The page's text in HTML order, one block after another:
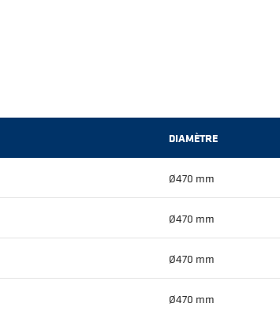
DIAMÈTRE
Ø470 mm
Ø470 mm
Ø470 mm
Ø470 mm